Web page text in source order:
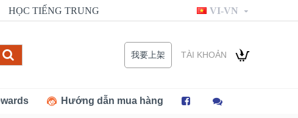
HỌC TIẾNG TRUNG VI-VN
我要上架 TÀI KHOẢN
Hướng dẫn mua hàng